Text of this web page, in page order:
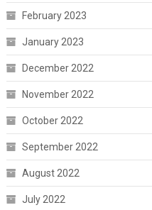
February 2023
January 2023
December 2022
November 2022
October 2022
September 2022
August 2022
July 2022